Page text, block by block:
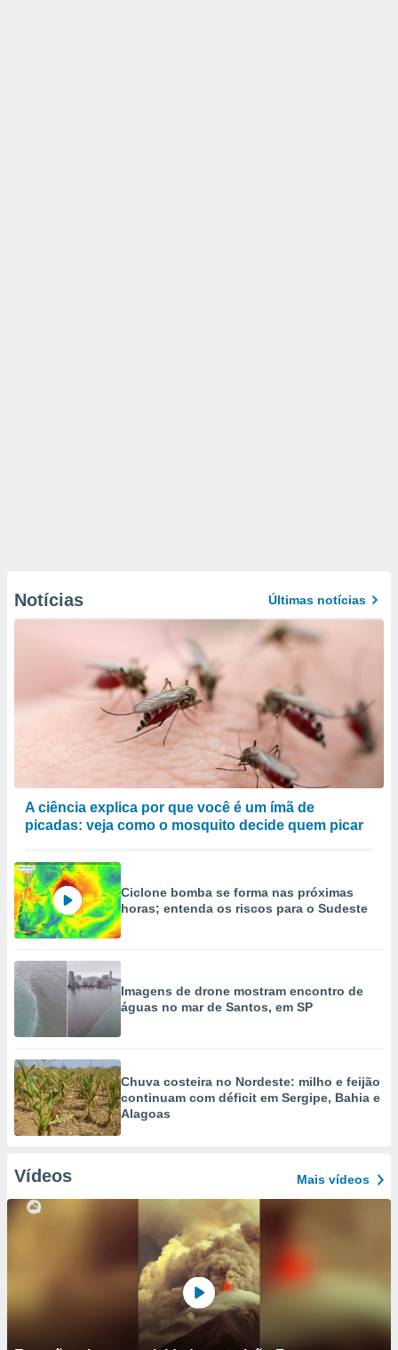
Notícias Últimas notícias
A ciência explica por que você é um ímã de
picadas: veja como o mosquito decide quem picar
Ciclone bomba se forma nas próximas
horas; entenda os riscos para o Sudeste
Imagens de drone mostram encontro de
águas no mar de Santos, em SP
Chuva costeira no Nordeste: milho e feijão
continuam com déficit em Sergipe, Bahia e
Alagoas
Vídeos Mais vídeos